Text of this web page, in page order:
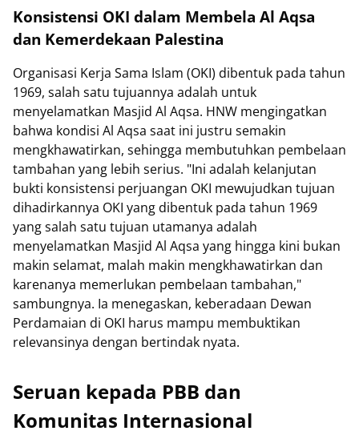
Konsistensi OKI dalam Membela Al Aqsa
dan Kemerdekaan Palestina
Organisasi Kerja Sama Islam (OKI) dibentuk pada tahun
1969, salah satu tujuannya adalah untuk
menyelamatkan Masjid Al Aqsa. HNW mengingatkan
bahwa kondisi Al Aqsa saat ini justru semakin
mengkhawatirkan, sehingga membutuhkan pembelaan
tambahan yang lebih serius. "Ini adalah kelanjutan
bukti konsistensi perjuangan OKI mewujudkan tujuan
dihadirkannya OKI yang dibentuk pada tahun 1969
yang salah satu tujuan utamanya adalah
menyelamatkan Masjid Al Aqsa yang hingga kini bukan
makin selamat, malah makin mengkhawatirkan dan
karenanya memerlukan pembelaan tambahan,"
sambungnya. Ia menegaskan, keberadaan Dewan
Perdamaian di OKI harus mampu membuktikan
relevansinya dengan bertindak nyata.
Seruan kepada PBB dan
Komunitas Internasional